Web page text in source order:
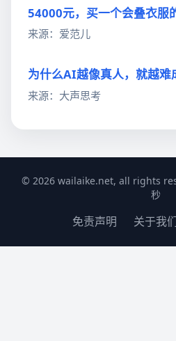
54000元，买一个会叠衣服
来源：爱范儿
为什么AI越像真人，就越难
来源：大声思考
© 2026 wailaike.net, all rights
秒
免责声明 关于我